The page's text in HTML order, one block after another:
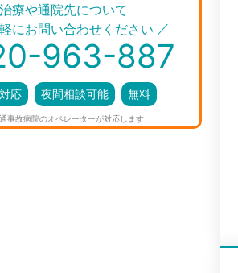
／
治療や通院先について
にお問い合わせください
963-887
応 夜間相談可能 無料
事故病院のオペレーターが対応します